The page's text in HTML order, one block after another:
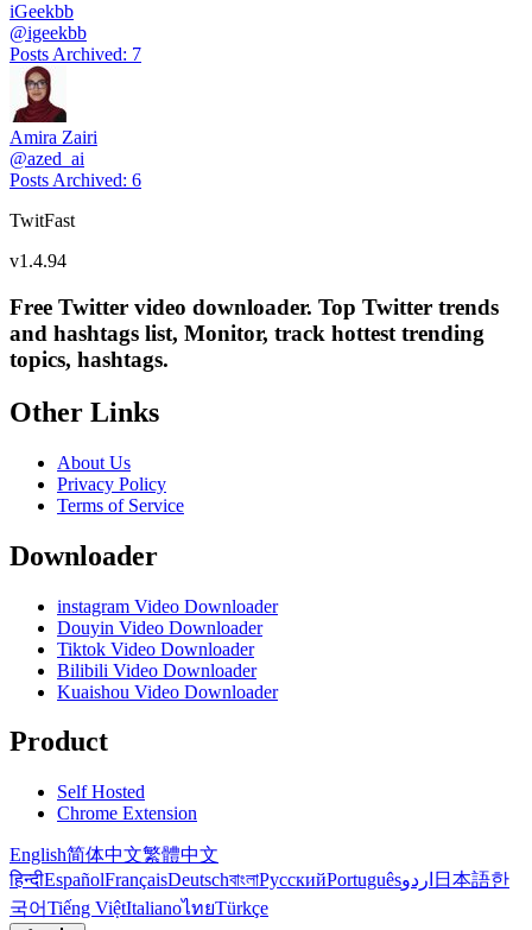
iGeekbb
@igeekbb
Posts Archived: 7
Amira Zairi
@azed_ai
Posts Archived: 6
TwitFast
v1.4.94
Free Twitter video downloader. Top Twitter trends
and hashtags list, Monitor, track hottest trending
topics, hashtags.
Other Links
About Us
Privacy Policy
Terms of Service
Downloader
instagram Video Downloader
Douyin Video Downloader
Tiktok Video Downloader
Bilibili Video Downloader
Kuaishou Video Downloader
Product
Self Hosted
Chrome Extension
English简体中文繁體中文
हिन्दीEspañolFrançaisDeutschবাংলাРусскийPortuguêsاردو 日本語한
국어Tiếng ViệtItalianoไทยTürkçe